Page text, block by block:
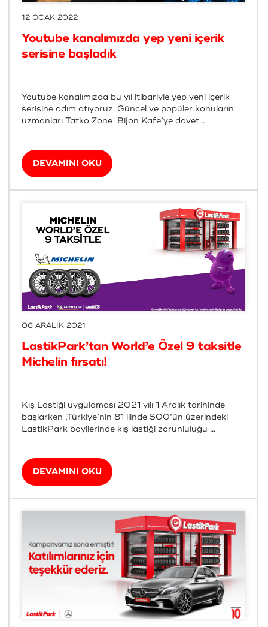
12 OCAK 2022
Youtube kanalımızda yep yeni içerik
serisine başladık
Youtube kanalımızda bu yıl itibariyle yep yeni içerik
serisine adım atıyoruz. Güncel ve popüler konuların
uzmanları Tatko Zone Bijon Kafe’ye davet...
DEVAMINI OKU
06 ARALIK 2021
LastikPark’tan World’e Özel 9 taksitle
Michelin fırsatı!
Kış Lastiği uygulaması 2021 yılı 1 Aralık tarihinde
başlarken ,Türkiye’nin 81 ilinde 500’ün üzerindeki
LastikPark bayilerinde kış lastiği zorunluluğu ...
DEVAMINI OKU